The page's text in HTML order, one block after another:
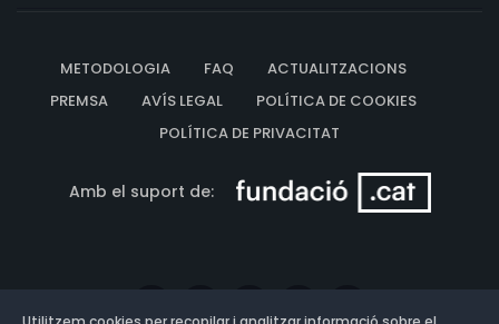
METODOLOGIA FAQ
ACTUALITZACIONS
PREMSA
AVÍS LEGAL
POLÍTICA DE COOKIES
POLÍTICA DE PRIVACITAT
Amb el suport de: